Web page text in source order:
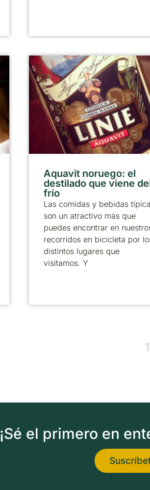
Aquavit noruego: el
destilado que viene
frío
Las comidas y bebidas
son un atractivo más que
puedes encontrar en
recorridos en bicicleta por
distintos lugares que
visitamos. Y
1
¡Sé el primero en